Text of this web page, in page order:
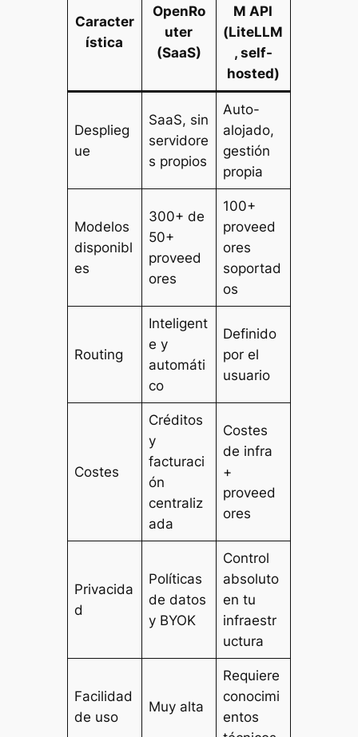
Caracter
ística
OpenRo
uter
(SaaS)
M API
(LiteLLM
, self-
hosted)
Desplieg
ue
SaaS, sin
servidore
s propios
Auto-
alojado,
gestión
propia
Modelos
disponibl
es
300+ de
50+
proveed
ores
100+
proveed
ores
soportad
os
Routing
Inteligent
e y
automáti
co
Definido
por el
usuario
Costes
Créditos
y
facturaci
ón
centraliz
ada
Costes
de infra
+
proveed
ores
Privacida
d
Políticas
de datos
y BYOK
Control
absoluto
en tu
infraestr
uctura
Facilidad
de uso
Muy alta
Requiere
conocimi
entos